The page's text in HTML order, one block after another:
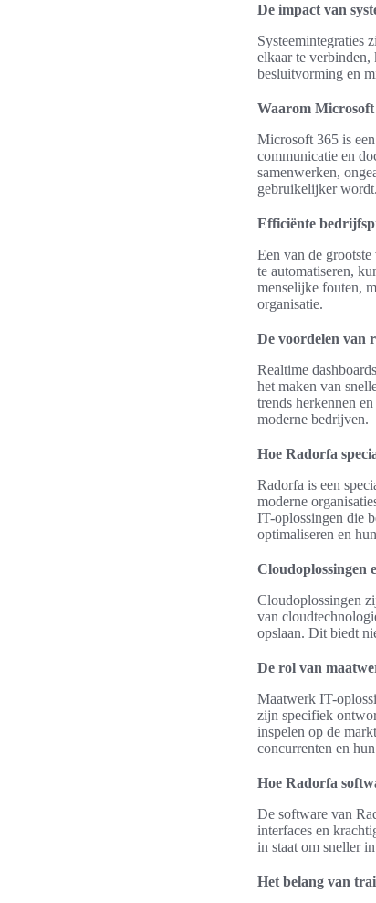
De impact van
Systeemintegraties
elkaar te
besluitvorming en
Waarom Microsoft
Microsoft 365 is
communicatie en
samenwerken,
gebruikelijker wordt.
Efficiënte
Een van de
te automatiseren,
menselijke fouten,
organisatie.
De voordelen van
Realtime
het maken van
trends herkennen
moderne bedrijven.
Hoe Radorfa
Radorfa is een
moderne
IT-oplossingen die
optimaliseren en
Cloudoplossingen
Cloudoplossingen
van
opslaan. Dit biedt
De rol van
Maatwerk IT-
zijn specifiek
inspelen op de
concurrenten en
Hoe Radorfa
De software van
interfaces en
in staat om sneller
Het belang van